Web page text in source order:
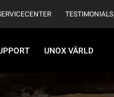
TESTIMONIALS
UNOX VÄRLD